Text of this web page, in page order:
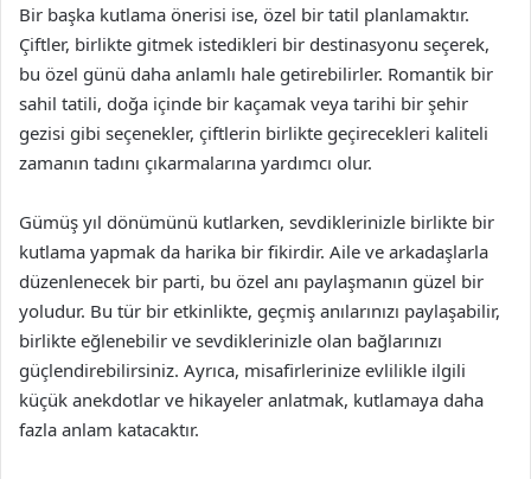
Bir başka kutlama önerisi ise, özel bir tatil planlamaktır.
Çiftler, birlikte gitmek istedikleri bir destinasyonu seçerek,
bu özel günü daha anlamlı hale getirebilirler. Romantik bir
sahil tatili, doğa içinde bir kaçamak veya tarihi bir şehir
gezisi gibi seçenekler, çiftlerin birlikte geçirecekleri kaliteli
zamanın tadını çıkarmalarına yardımcı olur.
Gümüş yıl dönümünü kutlarken, sevdiklerinizle birlikte bir
kutlama yapmak da harika bir fikirdir. Aile ve arkadaşlarla
düzenlenecek bir parti, bu özel anı paylaşmanın güzel bir
yoludur. Bu tür bir etkinlikte, geçmiş anılarınızı paylaşabilir,
birlikte eğlenebilir ve sevdiklerinizle olan bağlarınızı
güçlendirebilirsiniz. Ayrıca, misafirlerinize evlilikle ilgili
küçük anekdotlar ve hikayeler anlatmak, kutlamaya daha
fazla anlam katacaktır.